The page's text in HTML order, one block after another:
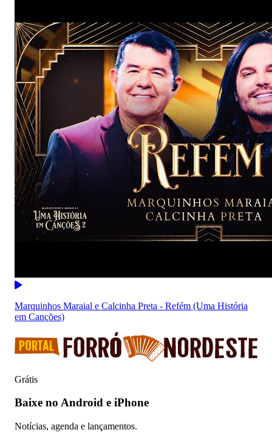
Marquinhos Maraial e Calcinha Preta - Refém (Uma História
em Canções)
Grátis
Baixe no Android e iPhone
Notícias, agenda e lançamentos.